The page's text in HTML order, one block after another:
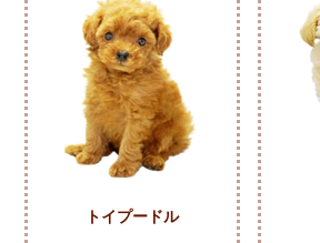
トイプードル